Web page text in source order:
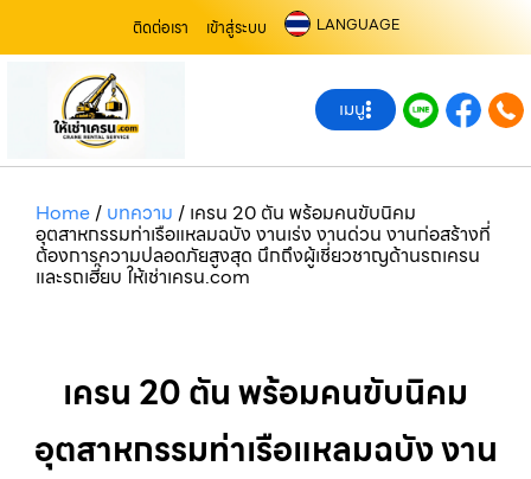
ติดต่อเรา เข้าสู่ระบบ LANGUAGE
เมนู
Home/ บทความ / เครน 20 ตัน พร้อมคนขับนิคม
อุตสาหกรรมท่าเรือแหลมฉบัง งานเร่ง งานด่วน งานก่อสร้างที่
ต้องการความปลอดภัยสูงสุด นึกถึงผู้เชี่ยวชาญด้านรถเครน
และรถเฮี๊ยบ ให้เช่าเครน.com
เครน 20 ตัน พร้อมคนขับนิคม
อุตสาหกรรมท่าเรือแหลมฉบัง งาน